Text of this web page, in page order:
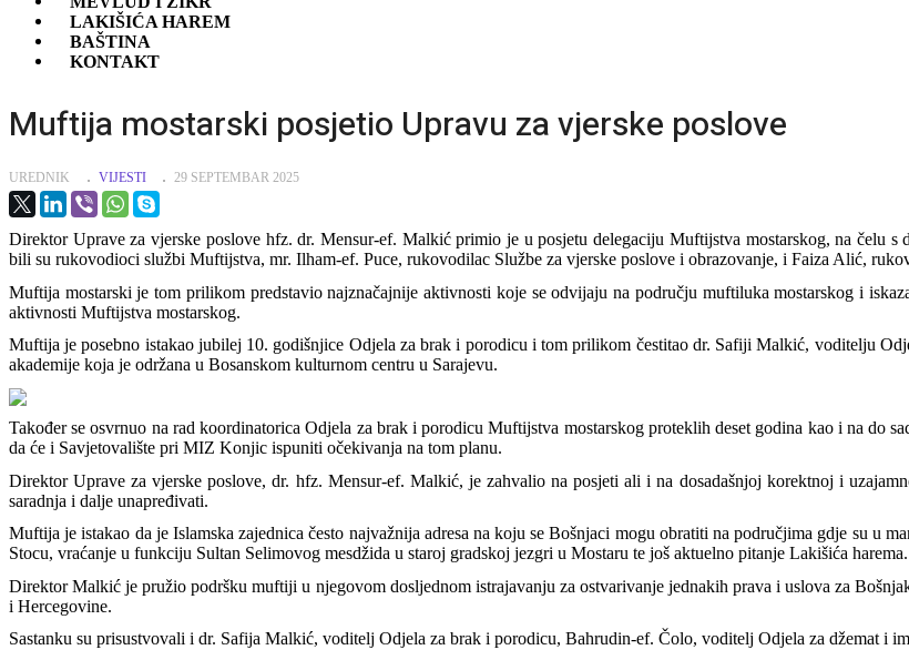
LAKIŠIĆA HAREM
BAŠTINA
KONTAKT
Muftija mostarski posjetio Upravu za vjerske poslove
UREDNIK VIJESTI 29 SEPTEMBAR 2025
Direktor Uprave za vjerske poslove hfz. dr. Mensur-ef. Malkić primio je u posjetu delegaciju Muftijstva mostarskog, na čelu
bili su rukovodioci službi Muftijstva, mr. Ilham-ef. Puce, rukovodilac Službe za vjerske poslove i obrazovanje, i Faiza Alić,
Muftija mostarski je tom prilikom predstavio najznačajnije aktivnosti koje se odvijaju na području muftiluka mostarskog i
aktivnosti Muftijstva mostarskog.
Muftija je posebno istakao jubilej 10. godišnjice Odjela za brak i porodicu i tom prilikom čestitao dr. Safiji Malkić, voditelju
akademije koja je održana u Bosanskom kulturnom centru u Sarajevu.
Također se osvrnuo na rad koordinatorica Odjela za brak i porodicu Muftijstva mostarskog proteklih deset godina kao i na do
da će i Savjetovalište pri MIZ Konjic ispuniti očekivanja na tom planu.
Direktor Uprave za vjerske poslove, dr. hfz. Mensur-ef. Malkić, je zahvalio na posjeti ali i na dosadašnjoj korektnoj i
saradnja i dalje unapređivati.
Muftija je istakao da je Islamska zajednica često najvažnija adresa na koju se Bošnjaci mogu obratiti na područjima gdje su u
Stocu, vraćanje u funkciju Sultan Selimovog mesdžida u staroj gradskoj jezgri u Mostaru te još aktuelno pitanje Lakišića harema.
Direktor Malkić je pružio podršku muftiji u njegovom dosljednom istrajavanju za ostvarivanje jednakih prava i uslova za
i Hercegovine.
Sastanku su prisustvovali i dr. Safija Malkić, voditelj Odjela za brak i porodicu, Bahrudin-ef. Čolo, voditelj Odjela za džemat i